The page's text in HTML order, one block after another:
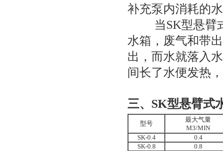
补充泵内消耗的
当SK型悬臂
水箱，废气和带
出，而水就落入
间长了水便发热
三、 SK型悬臂式
型号
最大气量
M3/MIN
SK-0.4
0.4
SK-0.8
0.8